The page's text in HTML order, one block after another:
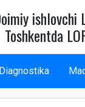
ishlovchi
Toshkentda
Diagnostika